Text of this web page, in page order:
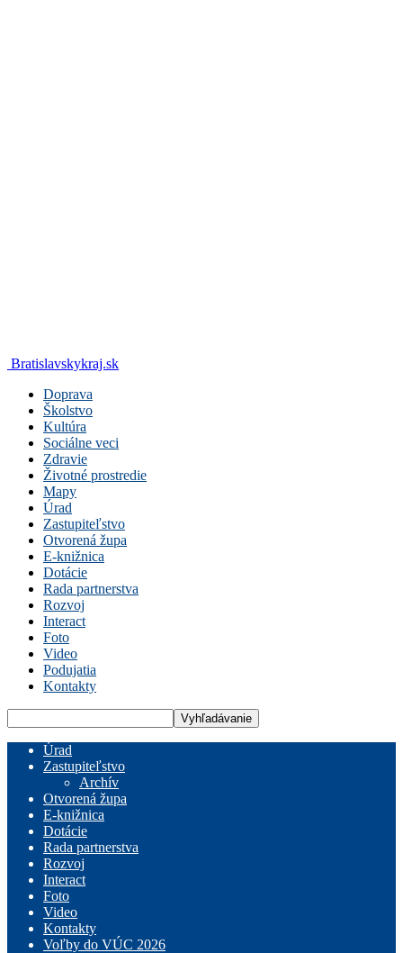
Bratislavskykraj.sk
Doprava
Školstvo
Kultúra
Sociálne veci
Zdravie
Životné prostredie
Mapy
Úrad
Zastupiteľstvo
Otvorená župa
E-knižnica
Dotácie
Rada partnerstva
Rozvoj
Interact
Foto
Video
Podujatia
Kontakty
Úrad
Zastupiteľstvo
Archív
Otvorená župa
E-knižnica
Dotácie
Rada partnerstva
Rozvoj
Interact
Foto
Video
Kontakty
Voľby do VÚC 2026